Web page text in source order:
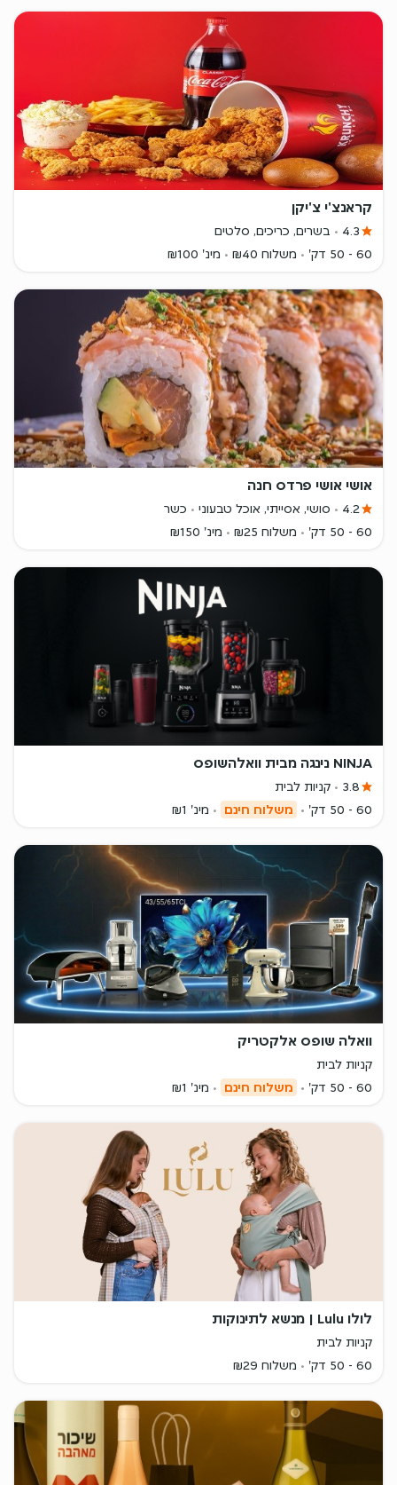
קראנצ'י צ'יקן
4.3
בשרים, כריכים, סלטים
60 - 50 דק'
משלוח ₪40 מינ' ₪100
אושי אושי פרדס חנה
4.2 סושי, אסייתי, אוכל טבעוני
כשר
60 - 50 דק'
משלוח ₪25 מינ' ₪150
NINJA נינגה מבית וואלהשופס
3.8
קניות לבית
60 - 50 דק'
משלוח חינם מינ' ₪1
וואלה שופס אלקטריק
קניות לבית
60 - 50 דק'
משלוח חינם מינ' ₪1
לולו Lulu | מנשא לתינוקות
קניות לבית
60 - 50 דק'
משלוח ₪29